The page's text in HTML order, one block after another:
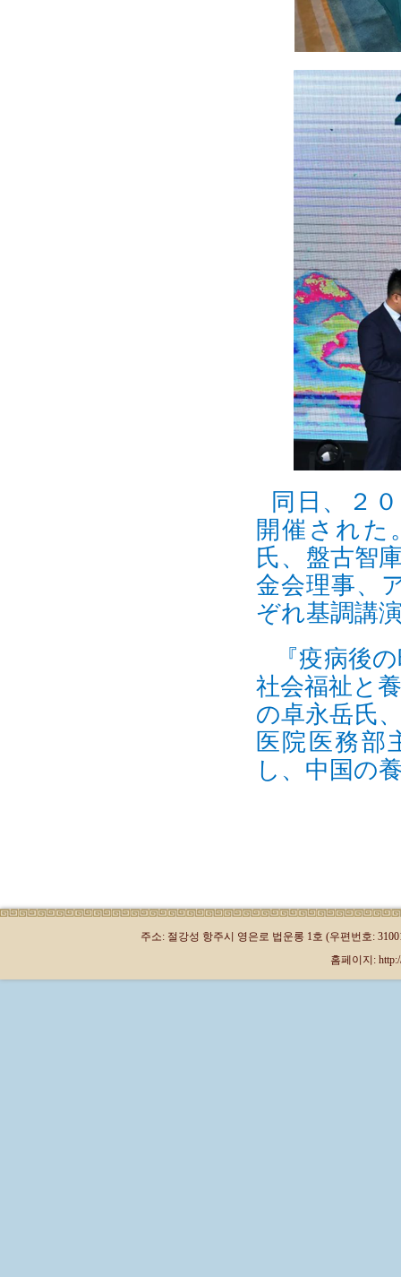
同日、２
開催された
氏、 盤古智
金会理事、
ぞれ基調講
『疫病後
社会福祉と
の卓永岳氏
医院医務部
し、中国の
주소: 절강성 항주시 영은로 법운롱 1호 (우편번호:
홈페이지: